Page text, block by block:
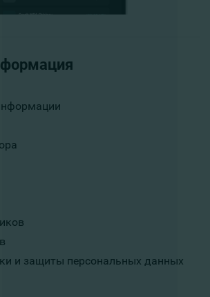
и защиты персональных данных